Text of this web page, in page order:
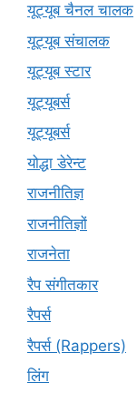
यूट्यूब चैनल चालक
यूट्यूब संचालक
यूट्यूब स्टार
यूट्‍यूबर्स
यूट्यूबर्स
योद्धा डेरेन्ट
राजनीतिज्ञ
राजनीतिज्ञों
राजनेता
रैप संगीतकार
रैपर्स
रैपर्स (Rappers)
लिंग